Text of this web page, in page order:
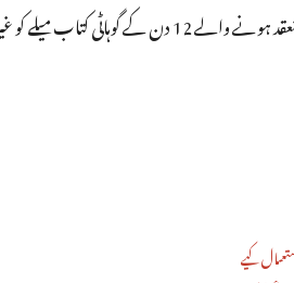
اس بیچ آسام پبلی کیشن بورڈ کے سکریٹری پرمود کلیتا نے کہا ہے کہ بورڈ کی جانب
کیے